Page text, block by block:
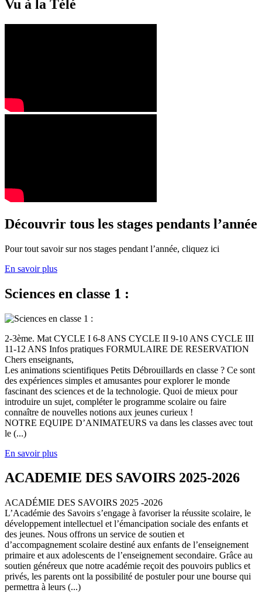
Vu à la Télé
Découvrir tous les stages pendants l’année
Pour tout savoir sur nos stages pendant l’année, cliquez ici
En savoir plus
Sciences en classe 1 :
2-3ème. Mat CYCLE I 6-8 ANS CYCLE II 9-10 ANS CYCLE III
11-12 ANS Infos pratiques FORMULAIRE DE RESERVATION
Chers enseignants,
Les animations scientifiques Petits Débrouillards en classe ? Ce sont
des expériences simples et amusantes pour explorer le monde
fascinant des sciences et de la technologie. Quoi de mieux pour
introduire un sujet, compléter le programme scolaire ou faire
connaître de nouvelles notions aux jeunes curieux !
NOTRE EQUIPE D’ANIMATEURS va dans les classes avec tout
le (...)
En savoir plus
ACADEMIE DES SAVOIRS 2025-2026
ACADÉMIE DES SAVOIRS 2025 -2026
L’Académie des Savoirs s’engage à favoriser la réussite scolaire, le
développement intellectuel et l’émancipation sociale des enfants et
des jeunes. Nous offrons un service de soutien et
d’accompagnement scolaire destiné aux enfants de l’enseignement
primaire et aux adolescents de l’enseignement secondaire. Grâce au
soutien généreux que notre académie reçoit des pouvoirs publics et
privés, les parents ont la possibilité de postuler pour une bourse qui
permettra à leurs (...)